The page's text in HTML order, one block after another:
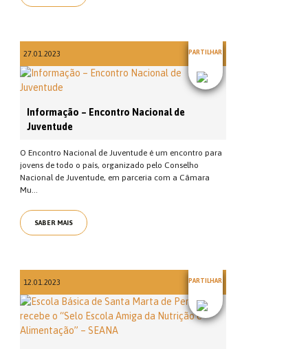
27.01.2023 PARTILHAR
Informação – Encontro Nacional de
Juventude
O Encontro Nacional de Juventude é um encontro para
jovens de todo o país, organizado pelo Conselho
Nacional de Juventude, em parceria com a Câmara
Mu...
SABER MAIS
12.01.2023 PARTILHAR